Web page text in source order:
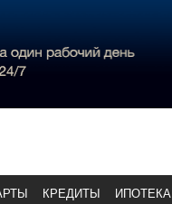
КРЕДИТЫ ИПОТЕКА